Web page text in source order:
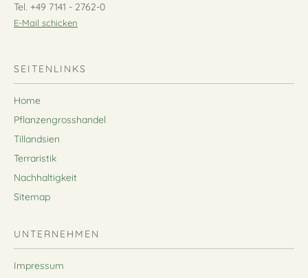
Tel. +49 7141 - 2762-0
E-Mail schicken
SEITENLINKS
Home
Pflanzengrosshandel
Tillandsien
Terraristik
Nachhaltigkeit
Sitemap
UNTERNEHMEN
Impressum